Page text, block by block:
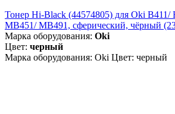
Тонер Hi-Black (44574805) для Oki B411/
MB451/ MB491, сферический, чёрный
Марка оборудования: Oki
Цвет: черный
Марка оборудования: Oki Цвет: черный